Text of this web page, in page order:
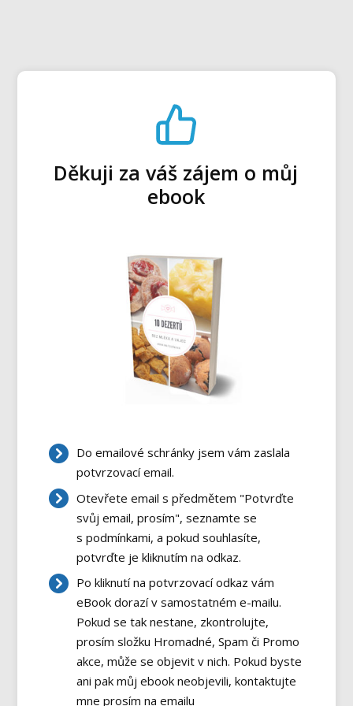
Děkuji za váš zájem o můj
ebook
Do emailové schránky jsem vám zaslala
potvrzovací email.
Otevřete email s předmětem "Potvrďte
svůj email, prosím", seznamte se
s podmínkami, a pokud souhlasíte,
potvrďte je kliknutím na odkaz.
Po kliknutí na potvrzovací odkaz vám
eBook dorazí v samostatném e-mailu.
Pokud se tak nestane, zkontrolujte,
prosím složku Hromadné, Spam či Promo
akce, může se objevit v nich. Pokud byste
ani pak můj ebook neobjevili, kontaktujte
mne prosím na emailu